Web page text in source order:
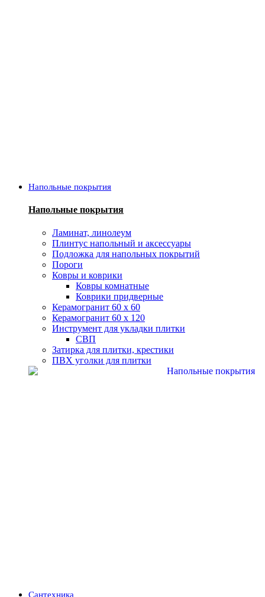
Напольные покрытия
Напольные покрытия
Ламинат, линолеум
Плинтус напольный и аксессуары
Подложка для напольных покрытий
Пороги
Ковры и коврики
Ковры комнатные
Коврики придверные
Керамогранит 60 х 60
Керамогранит 60 х 120
Инструмент для укладки плитки
СВП
Затирка для плитки, крестики
ПВХ уголки для плитки
Сантехника